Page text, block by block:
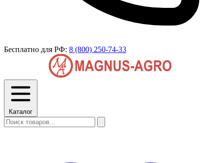
Бесплатно для РФ: 8 (800) 250-74-33
Каталог